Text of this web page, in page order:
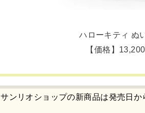
ハローキティ ぬ
【価格】
サンリオショップの新商品は発売日